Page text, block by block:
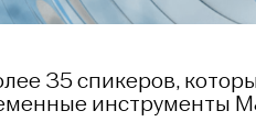
35 спикеров,
инструменты